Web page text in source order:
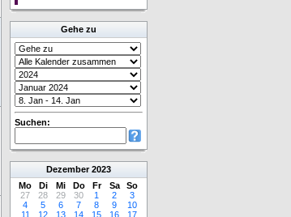
Gehe zu
Suchen:
Dezember 2023
Mo
Di Mi Do Fr Sa
So
27
28 29 30 1 2
3
4
5 6 7 8 9
10
11
12 13 14 15 16
17